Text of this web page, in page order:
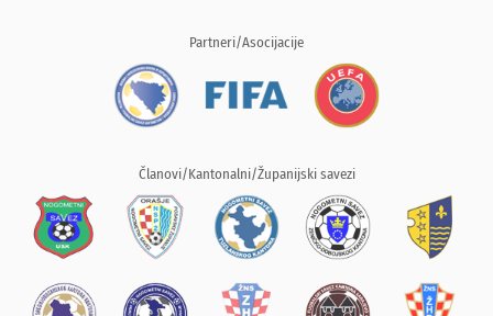
Partneri/Asocijacije
Članovi/Kantonalni/Županijski savezi